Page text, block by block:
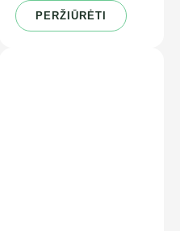
PERŽIŪRĖTI